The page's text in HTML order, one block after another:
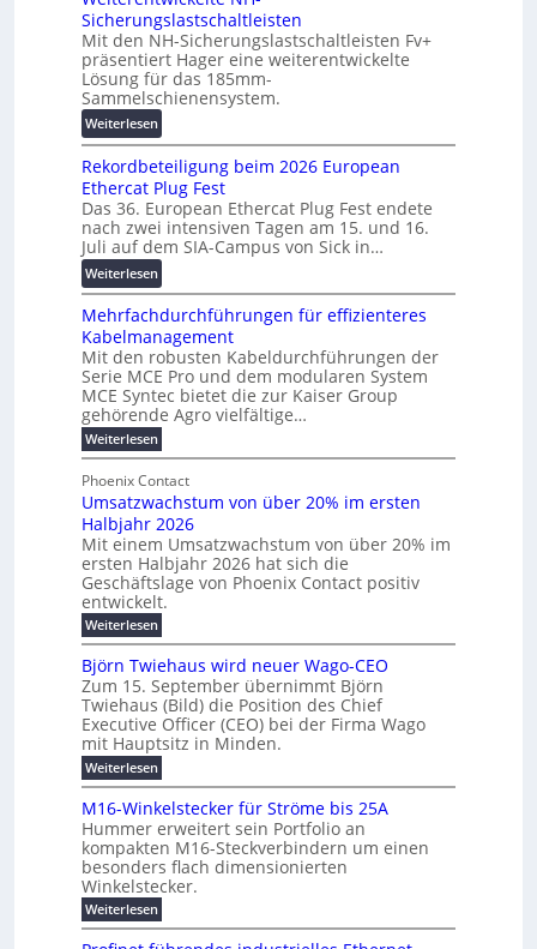
a
e
T
r
a
n
s
p
a
r
e
n
z
u
:
F
o
r
s
h
u
n
g
s
f
r
d
e
r
u
n
g
b
r
a
u
c
h
t
m
e
h
r
T
e
m
p
o
u
n
d
w
e
n
l
t
a
-
X
2
0
2
7
w
i
r
d
z
u
m
E
n
e
r
g
u
f
ü
r
m
o
d
e
r
n
e
E
e
r
g
i
l
Sicherungslastschaltleisten
Mit den NH-Sicherungslastschaltleisten Fv+
präsentiert Hager eine weiterentwickelte
Lösung für das 185mm-
Sammelschienensystem.
Weiterlesen:
W
e
i
t
e
r
e
n
t
w
i
c
k
e
l
e
N
H
-
S
i
c
h
e
r
u
n
g
s
l
a
s
t
s
c
h
a
Rekordbeteiligung beim 2026 European
Ethercat Plug Fest
Das 36. European Ethercat Plug Fest endete
nach zwei intensiven Tagen am 15. und 16.
Juli auf dem SIA-Campus von Sick in…
Weiterlesen:
R
e
k
o
r
d
b
e
t
e
i
l
i
g
u
n
g
b
e
m
2
0
2
6
E
u
r
o
p
e
Mehrfachdurchführungen für effizienteres
Kabelmanagement
Mit den robusten Kabeldurchführungen der
Serie MCE Pro und dem modularen System
MCE Syntec bietet die zur Kaiser Group
gehörende Agro vielfältige…
Weiterlesen:
M
h
r
f
a
c
h
d
u
r
c
f
ü
h
r
u
n
g
e
n
f
ü
r
e
ff
i
z
i
Phoenix Contact
Umsatzwachstum von über 20% im ersten
Halbjahr 2026
Mit einem Umsatzwachstum von über 20% im
ersten Halbjahr 2026 hat sich die
Geschäftslage von Phoenix Contact positiv
entwickelt.
Weiterlesen:
U
m
s
a
z
w
a
c
h
s
t
u
m
v
o
n
ü
b
Björn Twiehaus wird neuer Wago-CEO
Zum 15. September übernimmt Björn
Twiehaus (Bild) die Position des Chief
Executive Officer (CEO) bei der Firma Wago
mit Hauptsitz in Minden.
Weiterlesen:
B
ö
r
n
T
w
i
e
h
M16-Winkelstecker für Ströme bis 25A
Hummer erweitert sein Portfolio an
kompakten M16-Steckverbindern um einen
besonders flach dimensionierten
Winkelstecker.
Weiterlesen:
M
1